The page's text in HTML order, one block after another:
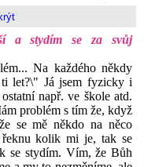
a stydím se za svůj
Na každého někdy
let?\" Já jsem fyzicky i
např. ve škole atd.
problém s tím že, když
se mě někdo na něco
kolik mi je, tak se
se stydím. Vím, že Bůh